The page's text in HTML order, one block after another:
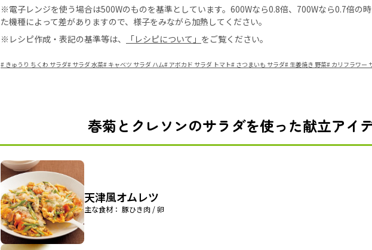
※電子レンジを使う場合は500Wのものを基準としています。600Wなら0.8倍、700Wなら0.7倍の
た機種によって差がありますので、様子をみながら加熱してください。
※レシピ作成・表記の基準等は、
「レシピについて」 をご覧ください。
# きゅうり ちくわ サラダ# サラダ 水菜# キャベツ サラダ ハム# アボカド サラダ トマト# さつまいも サラダ# 生姜焼き 野菜# カリフラワー
春菊とクレソンのサラダを使った献立アイ
天津風オムレツ
主な食材： 豚ひき肉 / 卵